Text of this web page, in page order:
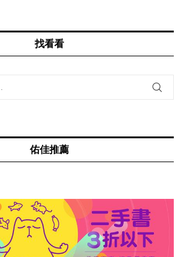
找看看
佑佳推薦